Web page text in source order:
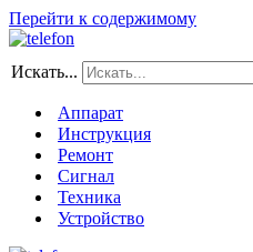
Перейти к содержимому
Искать...
Аппарат
Инструкция
Ремонт
Сигнал
Техника
Устройство